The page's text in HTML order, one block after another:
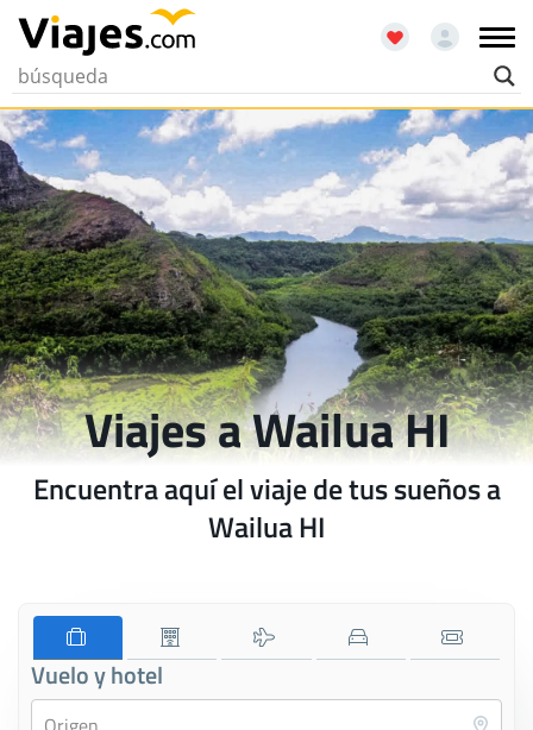
Viajes a Wailua HI
Encuentra aquí el viaje de tus sueños a
Wailua HI
Vuelo y hotel